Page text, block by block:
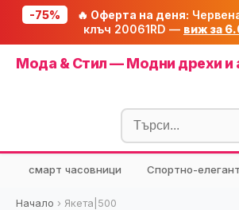
-75% 🔥 Оферта на деня:
клъч 20061RD — виж за
Мода & Стил — Модни дрехи и
Начало
🔥 Намаления
🧮 Калкулатори
смарт часовници Спортно-
Начало › Якета|500